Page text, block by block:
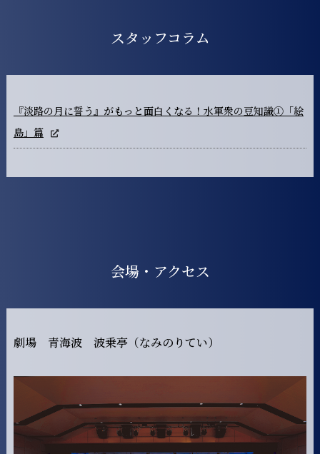
スタッフコラム
『淡路の月に誓う』がもっと面白くなる！水軍衆の豆知識①「絵
島」篇
会場・アクセス
劇場 青海波 波乗亭（なみのりてい）